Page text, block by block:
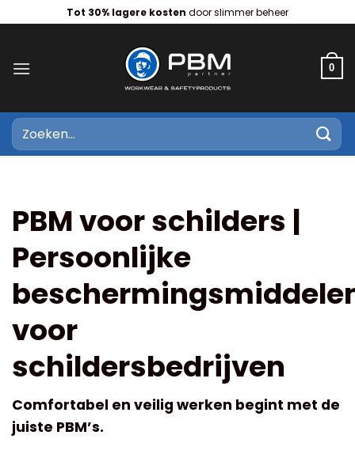
naar
Tot 30% lagere kosten door slimmer beheer
0
Zoeken
naar:
PBM voor schilders |
Persoonlijke
voor
schildersbedrijven
Comfortabel en veilig werken begint met de
juiste PBM’s.